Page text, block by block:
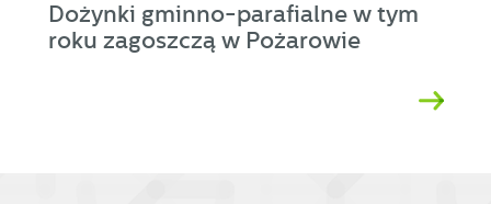
Dożynki gminno-parafialne w tym
roku zagoszczą w Pożarowie